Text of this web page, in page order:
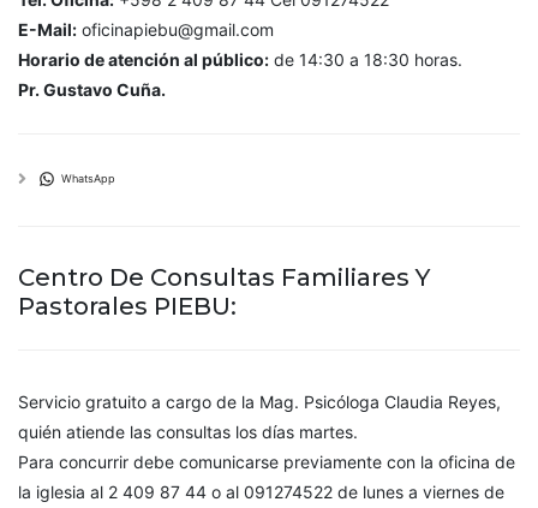
E-Mail: oficinapiebu@gmail.com
Horario de atención al público: de 14:30 a 18:30 horas.
Pr. Gustavo Cuña.
WhatsApp
Centro De Consultas Familiares Y
Pastorales PIEBU:
Servicio gratuito a cargo de la Mag. Psicóloga Claudia Reyes,
quién atiende las consultas los días martes.
Para concurrir debe comunicarse previamente con la oficina de
la iglesia al 2 409 87 44 o al 091274522 de lunes a viernes de